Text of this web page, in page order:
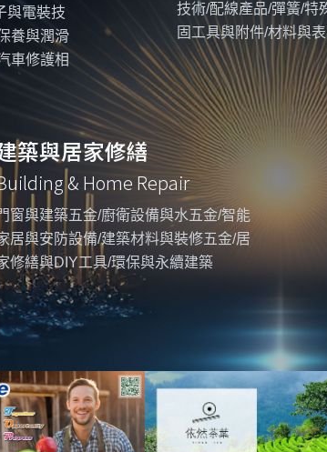
與電裝技
養與潤滑
車修護相
技術/配線產品/彈簧/特
固工具與附件/材料與
築與居家修繕
& Home Repair
窗與建築五金/廚衛設備與水五金/智能
居與安防設備/建築材料與裝修五金/居
修繕與DIY工具/環保與永續建築